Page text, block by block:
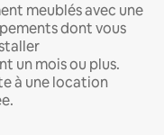
meublés avec une
dont vous
un mois ou plus.
à une location